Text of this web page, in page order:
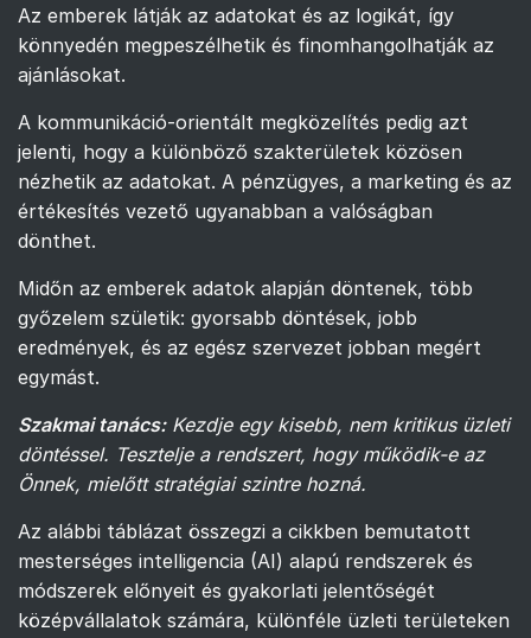
Az emberek látják az adatokat és az logikát, így
könnyedén megpeszélhetik és finomhangolhatják az
ajánlásokat.
A kommunikáció-orientált megközelítés pedig azt
jelenti, hogy a különböző szakterületek közösen
nézhetik az adatokat. A pénzügyes, a marketing és az
értékesítés vezető ugyanabban a valóságban
dönthet.
Midőn az emberek adatok alapján döntenek, több
győzelem születik: gyorsabb döntések, jobb
eredmények, és az egész szervezet jobban megért
egymást.
Szakmai tanács: Kezdje egy kisebb, nem kritikus üzleti
döntéssel. Tesztelje a rendszert, hogy működik-e az
Önnek, mielőtt stratégiai szintre hozná.
Az alábbi táblázat összegzi a cikkben bemutatott
mesterséges intelligencia (AI) alapú rendszerek és
módszerek előnyeit és gyakorlati jelentőségét
középvállalatok számára, különféle üzleti területeken